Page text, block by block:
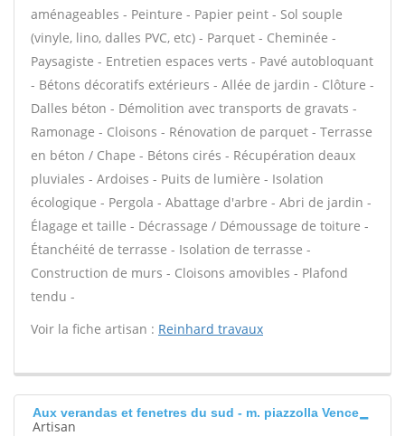
aménageables - Peinture - Papier peint - Sol souple
(vinyle, lino, dalles PVC, etc) - Parquet - Cheminée -
Paysagiste - Entretien espaces verts - Pavé autobloquant
- Bétons décoratifs extérieurs - Allée de jardin - Clôture -
Dalles béton - Démolition avec transports de gravats -
Ramonage - Cloisons - Rénovation de parquet - Terrasse
en béton / Chape - Bétons cirés - Récupération deaux
pluviales - Ardoises - Puits de lumière - Isolation
écologique - Pergola - Abattage d'arbre - Abri de jardin -
Élagage et taille - Décrassage / Démoussage de toiture -
Étanchéité de terrasse - Isolation de terrasse -
Construction de murs - Cloisons amovibles - Plafond
tendu -
Voir la fiche artisan : Reinhard travaux
Aux verandas et fenetres du sud - m. piazzolla Vence
Artisan